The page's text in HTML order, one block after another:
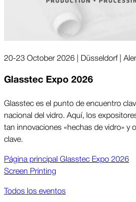
20-23 October 2026 | Düsseldorf |
Glasstec Expo 2026
Glasstec es el punto de en­cuen­tro
na­cio­nal del vi­dro. Aquí, los
tan in­no­va­cio­nes «he­chas de vi­dro» y
cla­ve.
Página prin­ci­pal Glasstec Expo 2026
Screen Printing
Todos los eventos